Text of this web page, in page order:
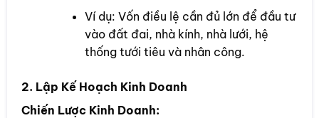
Ví dụ: Vốn điều lệ cần đủ lớn để đầu tư
vào đất đai, nhà kính, nhà lưới, hệ
thống tưới tiêu và nhân công.
2. Lập Kế Hoạch Kinh Doanh
Chiến Lược Kinh Doanh: